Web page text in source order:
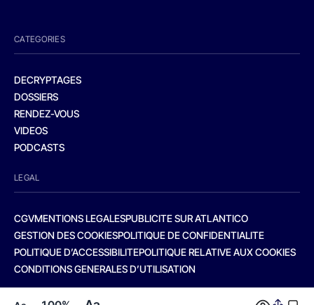
CATEGORIES
DECRYPTAGES
DOSSIERS
RENDEZ-VOUS
VIDEOS
PODCASTS
LEGAL
CGVMENTIONS LEGALESPUBLICITE SUR ATLANTICO
GESTION DES COOKIESPOLITIQUE DE CONFIDENTIALITE
POLITIQUE D’ACCESSIBILITEPOLITIQUE RELATIVE AUX COOKIES
CONDITIONS GENERALES D’UTILISATION